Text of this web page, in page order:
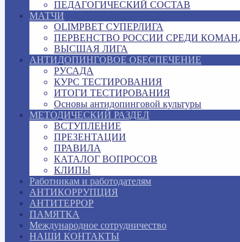
ПЕДАГОГИЧЕСКИЙ СОСТАВ
МАТЧИ
OLIMPBET СУПЕРЛИГА
ПЕРВЕНСТВО РОССИИ СРЕДИ
ВЫСШАЯ ЛИГА
АНТИДОПИНГОВОЕ ОБЕСПЕЧЕНИЕ
РУСАДА
КУРС ТЕСТИРОВАНИЯ
ИТОГИ ТЕСТИРОВАНИЯ
Основы антидопинговой культуры
МЕТОДИЧЕСКИЙ РАЗДЕЛ
ВСТУПЛЕНИЕ
ПРЕЗЕНТАЦИИ
ПРАВИЛА
КАТАЛОГ ВОПРОСОВ
КЛИПЫ
Работникам и работодателям
АНТИКОРРУПЦИЯ
АНТИТЕРРОР
ПАМЯТКА
Международное сотрудничество
НАШИ КОНТАКТЫ